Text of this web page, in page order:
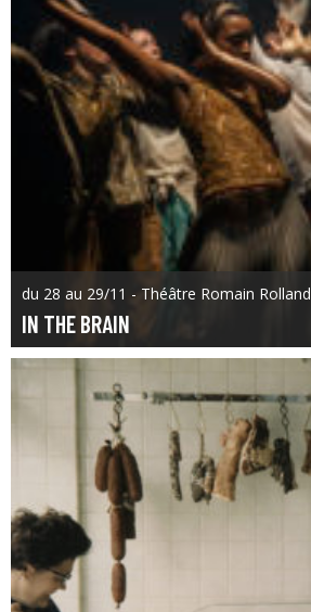
du 28 au 29/11 - Théâtre Romain Rolland
IN THE BRAIN